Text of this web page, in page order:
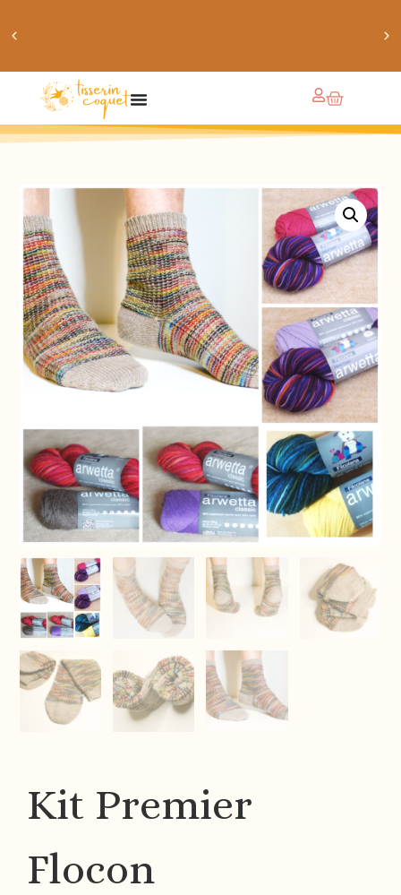
obtiens 20% de réduction sur ton prochain achat de
Kit Premier
Flocon